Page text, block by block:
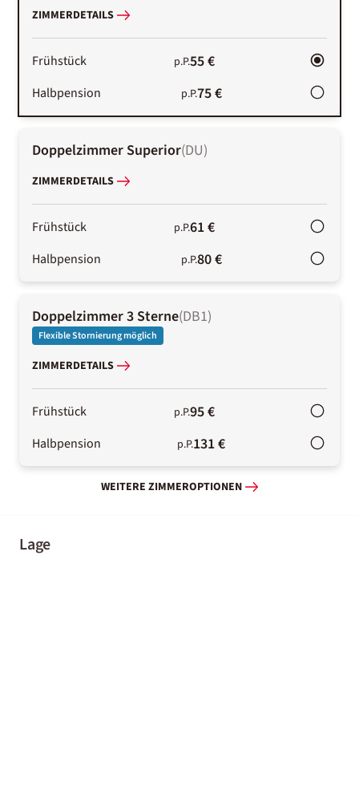
ZIMMERDETAILS
Frühstück p.P.55 €
Halbpension p.P.75 €
Doppelzimmer Superior(DU)
ZIMMERDETAILS
Frühstück p.P.61 €
Halbpension p.P.80 €
Doppelzimmer 3 Sterne(DB1)
Flexible Stornierung möglich
ZIMMERDETAILS
Frühstück p.P.95 €
Halbpension p.P.131 €
WEITERE ZIMMEROPTIONEN
Lage